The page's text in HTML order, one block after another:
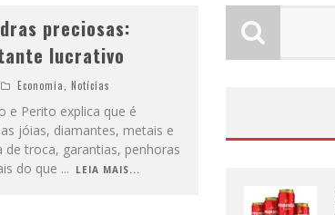
preciosas:
lucrativo
Economia Notícias
e Perito explica que é
jóias, diamantes, metais e
troca, garantias, penhoras
do que ... LEIA MAIS...